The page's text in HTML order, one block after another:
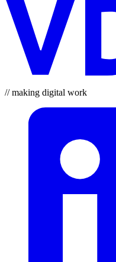
// making digital work